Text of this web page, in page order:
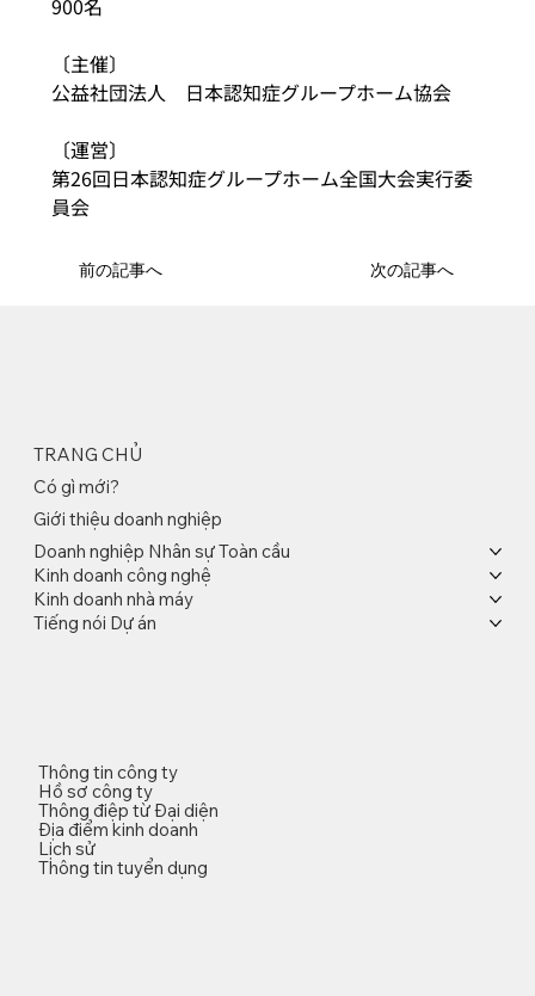
前の記事へ 次の記事へ
900名
〔主催〕
公益社団法人　日本認知症グループホーム協会
〔運営〕
第26回日本認知症グループホーム全国大会実行委
員会
TRANG CHỦ
Có gì mới?
Giới thiệu doanh nghiệp
Doanh nghiệp Nhân sự Toàn cầu
Kinh doanh công nghệ
Kinh doanh nhà máy
Tiếng nói Dự án
Thông tin công ty
Hồ sơ công ty
Thông điệp từ Đại diện
Địa điểm kinh doanh
Lịch sử
Thông tin tuyển dụng